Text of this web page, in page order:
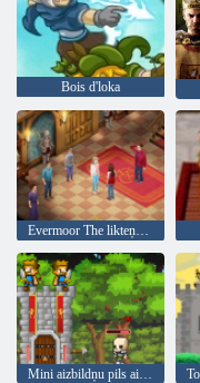
Bois d'loka
Evermoor The likteņa Thread
Mini aizbildņu pils aizsardzība